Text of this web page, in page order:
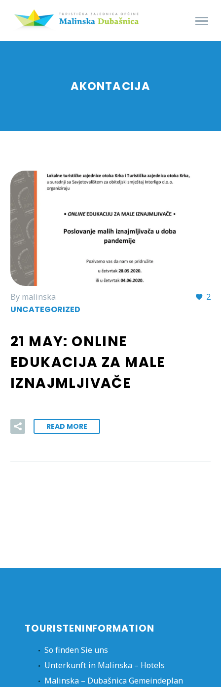
AKONTACIJA
2
By malinska
UNCATEGORIZED
21 MAY: ONLINE
EDUKACIJA ZA MALE
IZNAJMLJIVAČE
READ MORE
TOURISTENINFORMATION
So finden Sie uns
Unterkunft in Malinska – Hotels
Malinska – Dubašnica Gemeindeplan